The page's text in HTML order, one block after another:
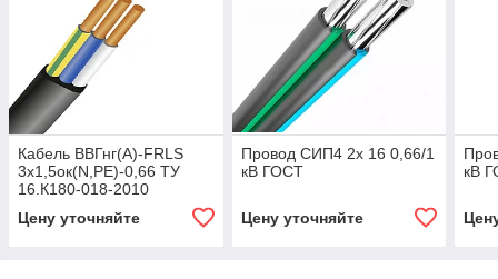
Кабель ВВГнг(А)-FRLS
3х1,5ок(N,PE)-0,66 ТУ
16.К180-018-2010
Цену уточняйте
Провод СИП4 2х 16 0,66/1
кВ ГОСТ
Цену уточняйте
кВ